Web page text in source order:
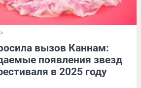
вызов Каннам:
появления звезд
в 2025 году